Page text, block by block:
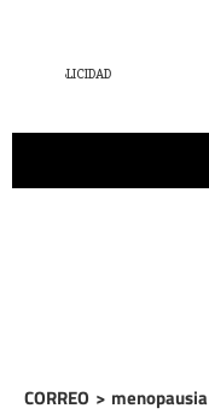
CORREO > menopausia